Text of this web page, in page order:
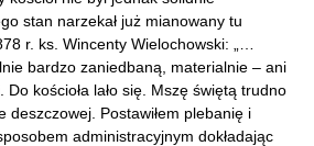
stan narzekał już mianowany tu
r. ks. Wincenty Wielochowski: „…
bardzo zaniedbaną, materialnie – ani
kościoła lało się. Mszę świętą trudno
deszczowej. Postawiłem plebanię i
administracyjnym dokładając